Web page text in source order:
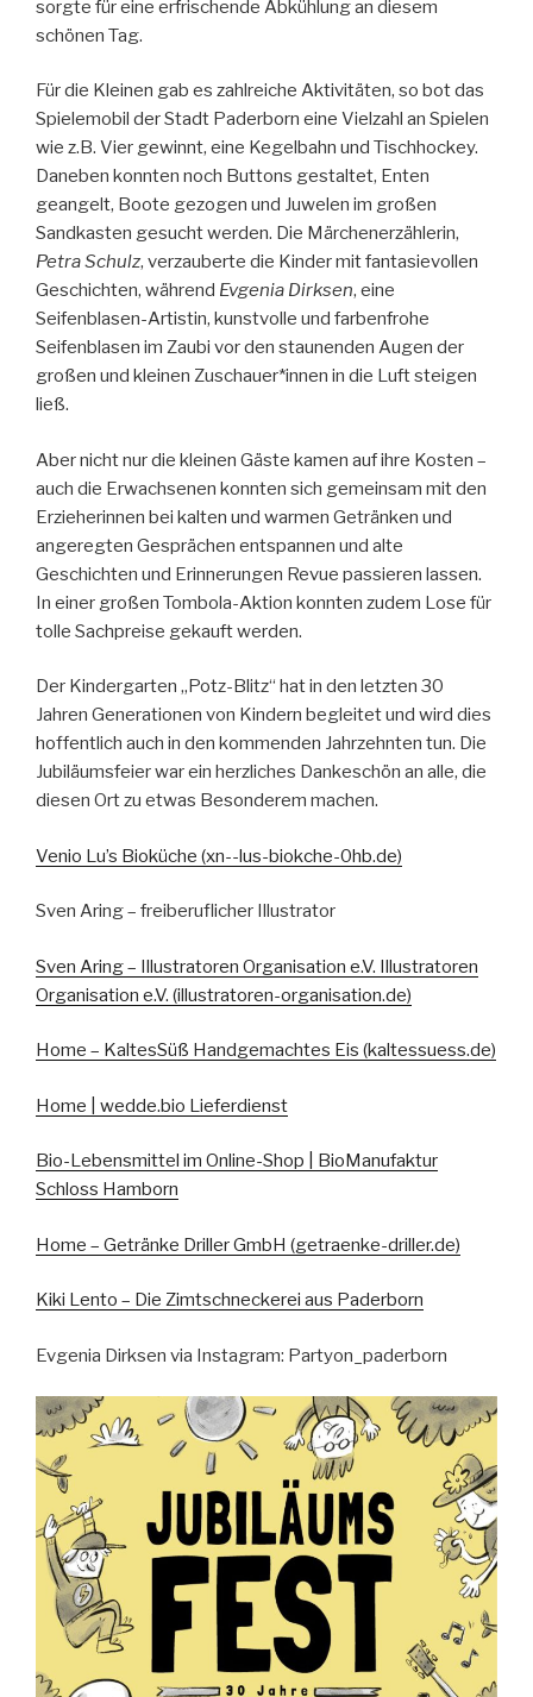
sorgte für eine erfrischende Abkühlung an diesem
schönen Tag.
Für die Kleinen gab es zahlreiche Aktivitäten, so bot das
Spielemobil der Stadt Paderborn eine Vielzahl an Spielen
wie z.B. Vier gewinnt, eine Kegelbahn und Tischhockey.
Daneben konnten noch Buttons gestaltet, Enten
geangelt, Boote gezogen und Juwelen im großen
Sandkasten gesucht werden. Die Märchenerzählerin,
Petra Schulz, verzauberte die Kinder mit fantasievollen
Geschichten, während Evgenia Dirksen, eine
Seifenblasen-Artistin, kunstvolle und farbenfrohe
Seifenblasen im Zaubi vor den staunenden Augen der
großen und kleinen Zuschauer*innen in die Luft steigen
ließ.
Aber nicht nur die kleinen Gäste kamen auf ihre Kosten –
auch die Erwachsenen konnten sich gemeinsam mit den
Erzieherinnen bei kalten und warmen Getränken und
angeregten Gesprächen entspannen und alte
Geschichten und Erinnerungen Revue passieren lassen.
In einer großen Tombola-Aktion konnten zudem Lose für
tolle Sachpreise gekauft werden.
Der Kindergarten „Potz-Blitz“ hat in den letzten 30
Jahren Generationen von Kindern begleitet und wird dies
hoffentlich auch in den kommenden Jahrzehnten tun. Die
Jubiläumsfeier war ein herzliches Dankeschön an alle, die
diesen Ort zu etwas Besonderem machen.
Venio Lu’s Bioküche (xn--lus-biokche-0hb.de)
Sven Aring – freiberuflicher Illustrator
Sven Aring – Illustratoren Organisation e.V. Illustratoren
Organisation e.V. (illustratoren-organisation.de)
Home – KaltesSüß Handgemachtes Eis (kaltessuess.de)
Home | wedde.bio Lieferdienst
Bio-Lebensmittel im Online-Shop | BioManufaktur
Schloss Hamborn
Home – Getränke Driller GmbH (getraenke-driller.de)
Kiki Lento – Die Zimtschneckerei aus Paderborn
Evgenia Dirksen via Instagram: Partyon_paderborn